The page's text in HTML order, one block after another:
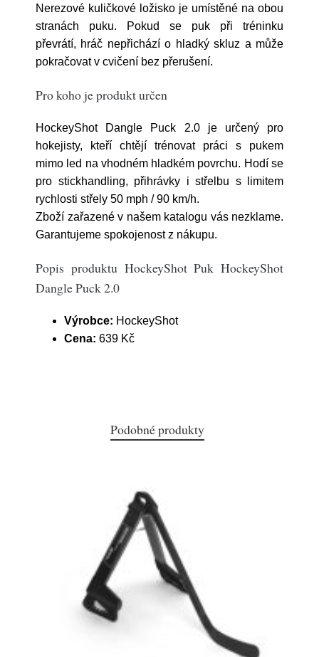
Nerezové kuličkové ložisko je umístěné na obou
stranách puku. Pokud se puk při tréninku
převrátí, hráč nepřichází o hladký skluz a může
pokračovat v cvičení bez přerušení.
Pro koho je produkt určen
HockeyShot Dangle Puck 2.0 je určený pro
hokejisty, kteří chtějí trénovat práci s pukem
mimo led na vhodném hladkém povrchu. Hodí se
pro stickhandling, přihrávky i střelbu s limitem
rychlosti střely 50 mph / 90 km/h.
Zboží zařazené v našem katalogu vás nezklame.
Garantujeme spokojenost z nákupu.
Popis produktu HockeyShot Puk HockeyShot
Dangle Puck 2.0
Výrobce: HockeyShot
Cena: 639 Kč
Podobné produkty